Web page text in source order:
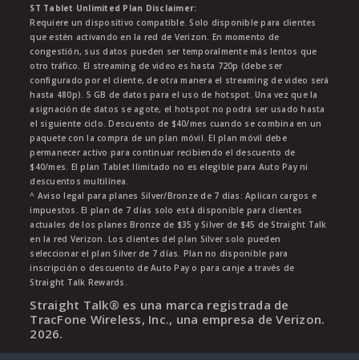
ST Tablet Unlimited Plan Disclaimer:
Requiere un dispositivo compatible. Solo disponible para clientes
que estén activando en la red de Verizon. En momento de
congestión, sus datos pueden ser temporalmente más lentos que
otro tráfico. El streaming de video es hasta 720p (debe ser
configurado por el cliente, de otra manera el streaming de video será
hasta 480p). 5 GB de datos para el uso de hotspot. Una vez que la
asignación de datos se agote, el hotspot no podrá ser usado hasta
el siguiente ciclo. Descuento de $40/mes cuando se combina en un
paquete con la compra de un plan móvil. El plan móvil debe
permanecer activo para continuar recibiendo el descuento de
$40/mes. El plan Tablet Ilimitado no es elegible para Auto Pay ni
descuentos multilínea.
^ Aviso legal para planes Silver/Bronze de 7 días: Aplican cargos e
impuestos. El plan de 7 días solo está disponible para clientes
actuales de los planes Bronze de $35 y Silver de $45 de Straight Talk
en la red Verizon. Los clientes del plan Silver solo pueden
seleccionar el plan Silver de 7 días. Plan no disponible para
inscripción o descuento de Auto Pay o para canje a través de
Straight Talk Rewards.
Straight Talk® es una marca registrada de
TracFone Wireless, Inc., una empresa de Verizon.
2026.